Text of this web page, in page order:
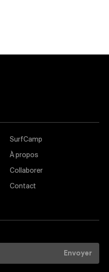
SurfCamp
À propos
Collaborer
Contact